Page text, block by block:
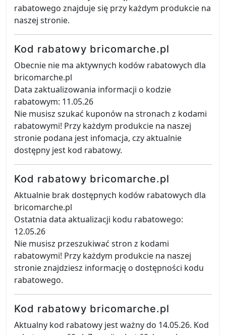
rabatowego znajduje się przy każdym produkcie na
naszej stronie.
Kod rabatowy bricomarche.pl
Obecnie nie ma aktywnych kodów rabatowych dla
bricomarche.pl
Data zaktualizowania informacji o kodzie
rabatowym: 11.05.26
Nie musisz szukać kuponów na stronach z kodami
rabatowymi! Przy każdym produkcie na naszej
stronie podana jest infomacja, czy aktualnie
dostępny jest kod rabatowy.
Kod rabatowy bricomarche.pl
Aktualnie brak dostępnych kodów rabatowych dla
bricomarche.pl
Ostatnia data aktualizacji kodu rabatowego:
12.05.26
Nie musisz przeszukiwać stron z kodami
rabatowymi! Przy każdym produkcie na naszej
stronie znajdziesz informację o dostępności kodu
rabatowego.
Kod rabatowy bricomarche.pl
Aktualny kod rabatowy jest ważny do 14.05.26. Kod